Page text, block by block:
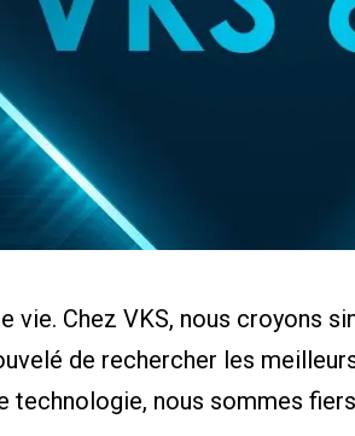
de ROI
cas
vie. Chez VKS, nous croyons
de rechercher les
nous sommes